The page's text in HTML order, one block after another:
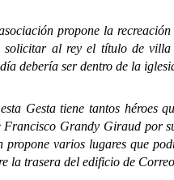
propone la recreación
solicitar al rey el título de
debería ser dentro de la
tiene tantos héroes que
Francisco Grandy Giraud por
propone varios lugares que
la trasera del edificio de